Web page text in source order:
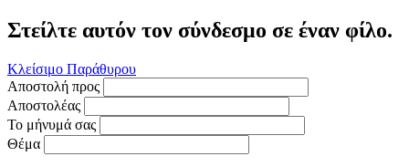
Στείλτε αυτόν τον σύνδεσμο σε έναν φίλο.
Κλείσιμο Παράθυρου
Αποστολή προς
Αποστολέας
Το μήνυμά σας
Θέμα